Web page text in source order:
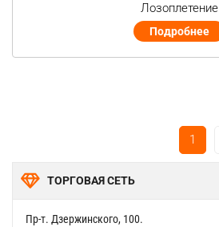
Лозоплетение
Подробнее
1
ТОРГОВАЯ СЕТЬ
Пр-т. Дзержинского, 100.